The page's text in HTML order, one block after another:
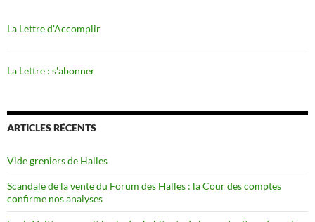
La Lettre d'Accomplir
La Lettre : s'abonner
ARTICLES RÉCENTS
Vide greniers de Halles
Scandale de la vente du Forum des Halles : la Cour des comptes
confirme nos analyses